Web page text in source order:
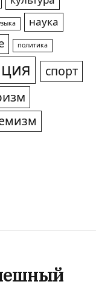
наука
политика
спорт